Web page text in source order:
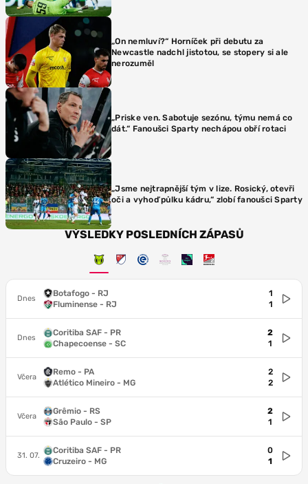
„On nemluví?“ Horníček při debutu za
Newcastle nadchl jistotou, se stopery si ale
nerozuměl
„Priske ven. Sabotuje sezónu, týmu nemá co
dát.“ Fanoušci Sparty nechápou obří rotaci
„Jsme nejtrapnější tým v lize. Rosický, otevři
oči a vyhoď půlku kádru,“ zlobí fanoušci Sparty
VÝSLEDKY POSLEDNÍCH ZÁPASŮ
Dnes
Botafogo - RJ
Fluminense - RJ
1
1
Dnes
Coritiba SAF - PR
Chapecoense - SC
2
1
Včera
Remo - PA
Atlético Mineiro - MG
2
2
Včera
Grêmio - RS
São Paulo - SP
2
1
31. 07.
Coritiba SAF - PR
Cruzeiro - MG
0
1